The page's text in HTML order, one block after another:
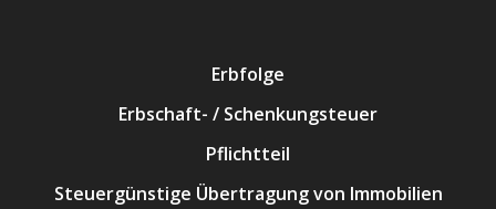
Erbfolge
Erbschaft- / Schenkungsteuer
Pflichtteil
Steuergünstige Übertragung von Immobilien